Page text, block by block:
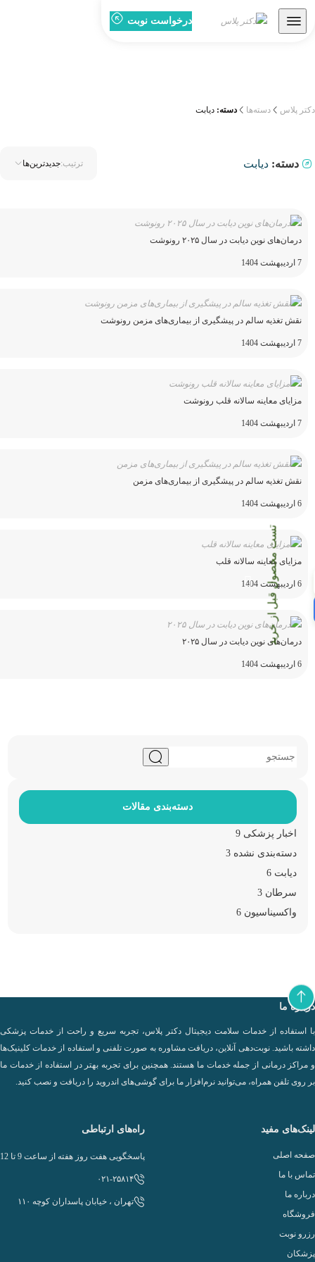
درخواست نوبت
دکتر پلاس دسته‌ها دسته: دیابت
دسته: دیابت ترتیب:جدیدترین‌ها
جستجو
دسته‌بندی مقالات
اخبار پزشکی 9
دسته‌بندی نشده 3
دیابت 6
سرطان 3
واکسیناسیون 6
درمان‌های نوین دیابت در سال ۲۰۲۵ رونوشت
7 اردیبهشت 1404
نقش تغذیه سالم در پیشگیری از بیماری‌های مزمن رونوشت
7 اردیبهشت 1404
مزایای معاینه سالانه قلب رونوشت
7 اردیبهشت 1404
نقش تغذیه سالم در پیشگیری از بیماری‌های مزمن
6 اردیبهشت 1404
مزایای معاینه سالانه قلب
6 اردیبهشت 1404
درمان‌های نوین دیابت در سال ۲۰۲۵
6 اردیبهشت 1404
درباره ما
با استفاده از خدمات سلامت دیجیتال دکتر پلاس، تجربه سریع و راحت از خدمات پزشکی
داشته باشید. نوبت‌دهی آنلاین، دریافت مشاوره به صورت تلفنی و استفاده از خدمات کلینیک‌ها
و مراکز درمانی از جمله خدمات ما هستند. همچنین برای تجربه بهتر در استفاده از خدمات ما
بر روی تلفن همراه، می‌توانید نرم‌افزار ما برای گوشی‌های اندروید را دریافت و نصب کنید.
لینک‌های مفید
صفحه اصلی
تماس با ما
درباره ما
فروشگاه
رزرو نوبت
پزشکان
راه‌های ارتباطی
پاسخگویی هفت روز هفته از ساعت 9 تا 12
۰۲۱-۲۵۸۱۴
تهران ، خيابان پاسداران كوچه ۱۱۰
تست محصول قبل از خرید